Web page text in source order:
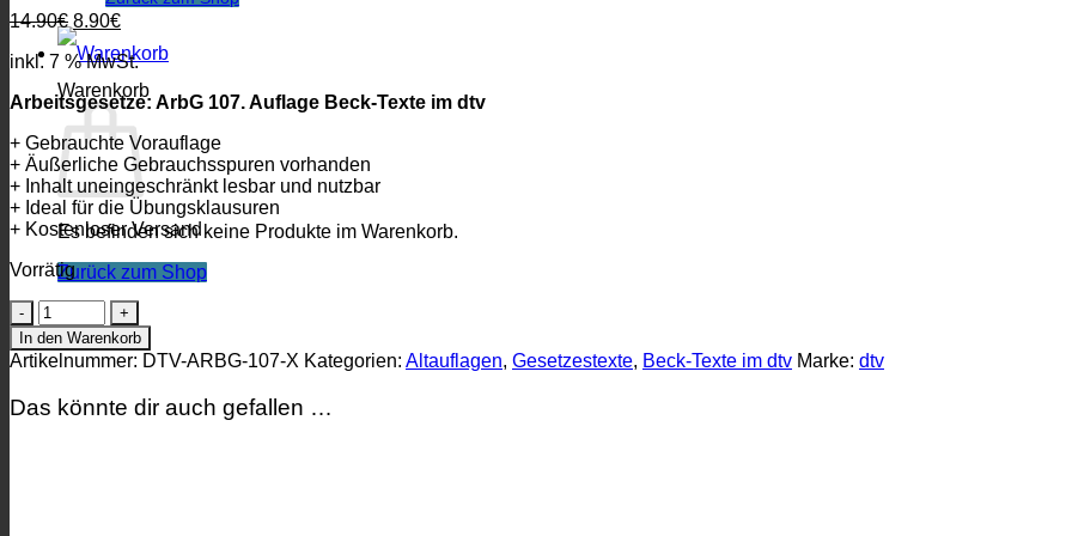
Warenkorb
Es befinden sich keine Produkte im Warenkorb.
Zurück zum Shop
14.90€ Ursprünglicher
Preis
war:
14.90€
8.90€Aktueller
Preis
ist:
8.90€.
inkl. 7 % MwSt.
Arbeitsgesetze: ArbG 107. Auflage Beck-Texte im dtv
+ Gebrauchte Vorauflage
+ Äußerliche Gebrauchsspuren vorhanden
+ Inhalt uneingeschränkt lesbar und nutzbar
+ Ideal für die Übungsklausuren
+ Kostenloser Versand
Vorrätig
Arbeitsgesetze:
ArbG
107.
Auflage
Beck-
Texte
In den Warenkorb
Artikelnummer: DTV-ARBG-107-X Kategorien: Altauflagen, Gesetzestexte, Beck-Texte im dtv Marke: dtv
Das könnte dir auch gefallen …